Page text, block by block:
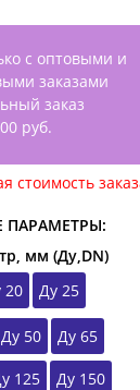
с оптовыми и
заказами
заказ
руб.
стоимость
ПАРАМЕТРЫ:
мм (Ду,DN)
20 Ду 25
Ду 50 Ду 65
125
Ду 150